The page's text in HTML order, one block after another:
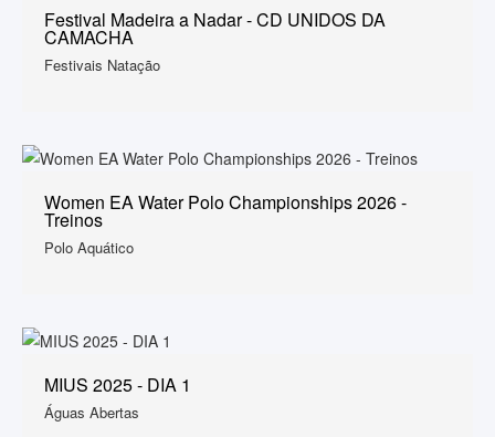
Festival Madeira a Nadar - CD UNIDOS DA
CAMACHA
Festivais Natação
Women EA Water Polo Championships 2026 -
Treinos
Polo Aquático
MIUS 2025 - DIA 1
Águas Abertas